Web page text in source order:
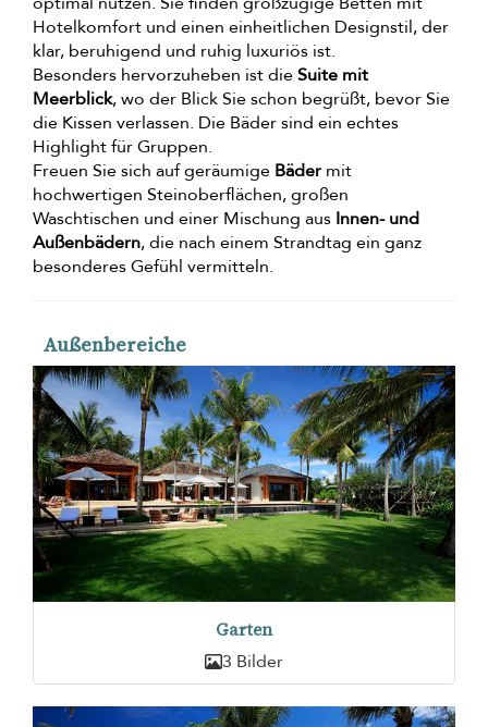
Hotelkomfort und einen einheitlichen Designstil, der
klar, beruhigend und ruhig luxuriös ist.
Besonders hervorzuheben ist dieSuite mit
Meerblick, wo der Blick Sie schon begrüßt, bevor Sie
die Kissen verlassen. Die Bäder sind ein echtes
Highlight für Gruppen.
Freuen Sie sich auf geräumige Bäder mit
hochwertigen Steinoberflächen, großen
Waschtischen und einer Mischung aus Innen- und
Außenbädern, die nach einem Strandtag ein ganz
besonderes Gefühl vermitteln.
Außenbereiche
Garten
3 Bilder